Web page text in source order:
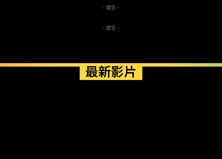
- 廣告 -
- 廣告 -
最新影片